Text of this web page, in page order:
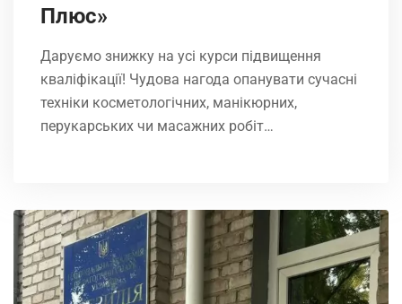
Плюс»
Даруємо знижку на усі курси підвищення
кваліфікації! Чудова нагода опанувати сучасні
техніки косметологічних, манікюрних,
перукарських чи масажних робіт…